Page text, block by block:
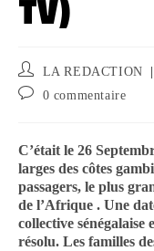
TV)
LA REDACTION
0 commentaire
C’était le 26
larges des côtes
passagers, le plus
de l’Afrique . Une
collective
résolu. Les familles